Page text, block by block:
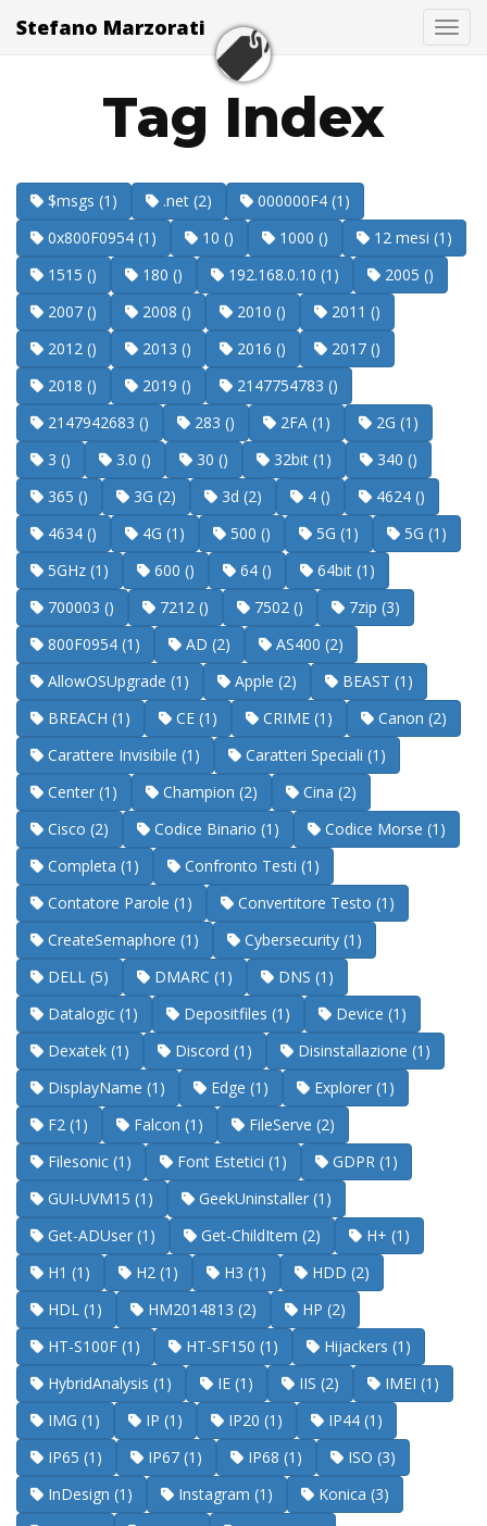
Stefano Marzorati
Tag Index
$msgs (1) .net (2)
000000F4 (1)
0x800F0954 (1)
10 () 1000 ()
12 mesi (1)
1515 ()
180 () 192.168.0.10 (1)
2005 ()
2007 ()
2008 () 2010 ()
2011 ()
2012 ()
2013 () 2016 ()
2017 ()
2018 ()
2019 ()
2147754783 ()
2147942683 ()
283 () 2FA (1)
2G (1)
3 ()
3.0 () 30 () 32bit (1)
340 ()
365 ()
3G (2) 3d (2) 4 ()
4624 ()
4634 ()
4G (1) 500 () 5G (1)
5G (1)
5GHz (1)
600 () 64 ()
64bit (1)
700003 ()
7212 () 7502 ()
7zip (3)
800F0954 (1)
AD (2)
AS400 (2)
AllowOSUpgrade (1)
Apple (2)
BEAST (1)
BREACH (1)
CE (1) CRIME (1)
Canon (2)
Carattere Invisibile (1)
Caratteri Speciali (1)
Center (1)
Champion (2)
Cina (2)
Cisco (2)
Codice Binario (1)
Codice Morse (1)
Completa (1)
Confronto Testi (1)
Contatore Parole (1)
Convertitore Testo (1)
CreateSemaphore (1)
Cybersecurity (1)
DELL (5)
DMARC (1)
DNS (1)
Datalogic (1)
Depositfiles (1)
Device (1)
Dexatek (1)
Discord (1)
Disinstallazione (1)
DisplayName (1)
Edge (1)
Explorer (1)
F2 (1)
Falcon (1)
FileServe (2)
Filesonic (1)
Font Estetici (1)
GDPR (1)
GUI-UVM15 (1)
GeekUninstaller (1)
Get-ADUser (1)
Get-ChildItem (2)
H+ (1)
H1 (1)
H2 (1) H3 (1)
HDD (2)
HDL (1)
HM2014813 (2)
HP (2)
HT-S100F (1)
HT-SF150 (1)
Hijackers (1)
HybridAnalysis (1)
IE (1) IIS (2)
IMEI (1)
IMG (1)
IP (1) IP20 (1)
IP44 (1)
IP65 (1)
IP67 (1) IP68 (1)
ISO (3)
InDesign (1)
Instagram (1)
Konica (3)